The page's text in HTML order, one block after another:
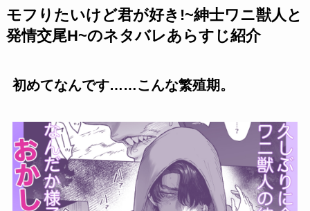
モフりたいけど君が好き!~紳士ワニ獣人と
発情交尾H~のネタバレあらすじ紹介
初めてなんです……こんな繁殖期。